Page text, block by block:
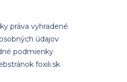
práva vyhradené
údajov
podmienky
foxili.sk